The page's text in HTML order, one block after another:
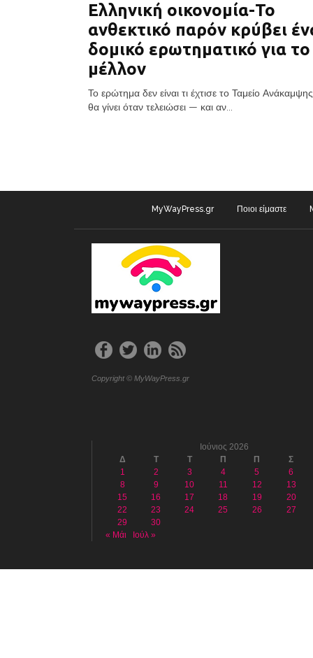
Ελληνική οικονομία-Το
ανθεκτικό παρόν κρύβει
δομικό ερωτηματικό για το
μέλλον
Το ερώτημα δεν είναι τι έχτισε το Ταμείο Ανάκαμψης.
θα γίνει όταν τελειώσει — και αν...
MyWayPress.gr Ποιοι είμαστε
Copyright © MyWayPress.gr
Ιούνιος 2026
Δ
Τ Τ Π Π
Σ
1
2 3 4 5
6
8
9 10 11 12
13
15
16 17 18 19
20
22
23 24 25 26
27
29
30
« Μάι
Ιούλ »